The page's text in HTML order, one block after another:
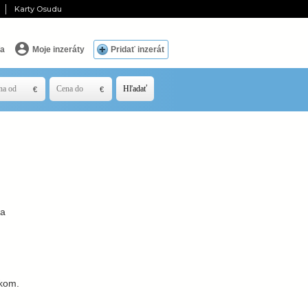
Karty Osudu
Moje inzeráty Pridať inzerát
Hľadať